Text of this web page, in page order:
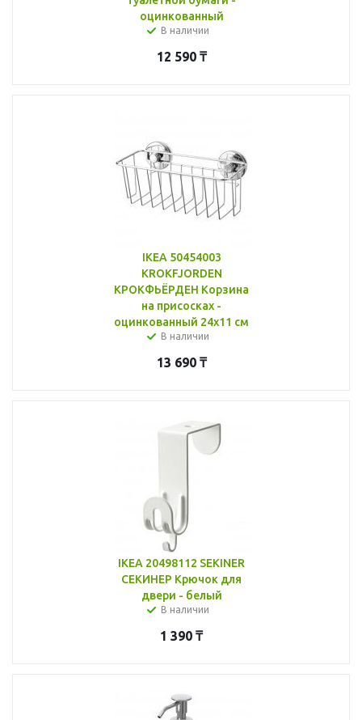
оцинкованный
В наличии
12 590₸
IKEA 50454003
KROKFJORDEN
КРОКФЬЁРДЕН Корзина
на присосках -
оцинкованный 24x11 см
В наличии
13 690₸
IKEA 20498112 SEKINER
СЕКИНЕР Крючок для
двери - белый
В наличии
1 390 ₸